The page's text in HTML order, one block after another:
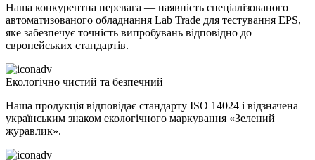
Наша конкурентна перевага — наявність спеціалізованого
автоматизованого обладнання Lab Trade для тестування EPS,
яке забезпечує точність випробувань відповідно до
європейських стандартів.
Екологічно чистий та безпечний
Наша продукція відповідає стандарту ISO 14024 і відзначена
українським знаком екологічного маркування «Зелений
журавлик».